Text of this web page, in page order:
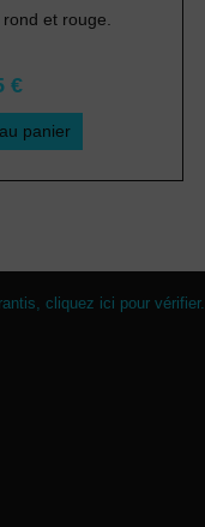
et rouge.
€
panier
cliquez ici pour vérifier.